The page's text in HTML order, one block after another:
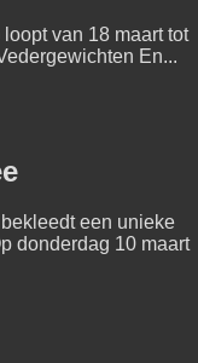
van 18 maart tot
En...
een unieke
donderdag 10 maart